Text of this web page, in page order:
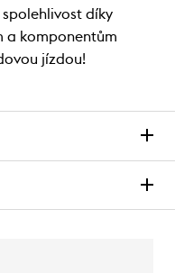
díky
a komponentům
jízdou!